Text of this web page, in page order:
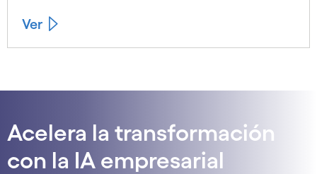
Ver
Acelera la transformación
con la IA empresarial